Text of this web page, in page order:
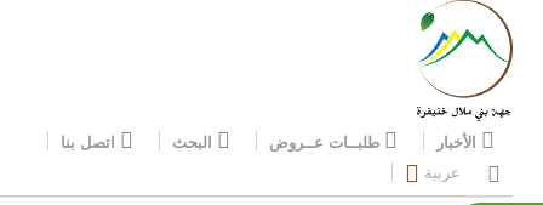
الأخبار طلبــات عــروض البحث
اتصل بنا
عربية